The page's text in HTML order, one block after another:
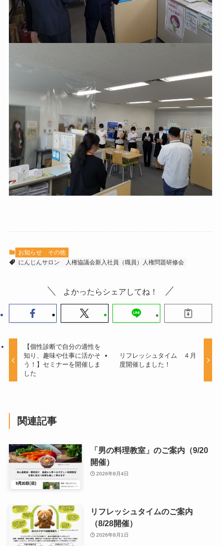
お知らせ
その他
にんじんサロン
人権協議会新入社員（職員）人権問題研修会
よかったらシェアしてね！
【個性診断で自分の適性を
知り、趣味や仕事に活かそ
う！】セミナーを開催しま
した
リフレッシュタイム ４月
度開催しました！
関連記事
「男の料理教室」のご案内（9/20
開催）
2026年8月4日
リフレッシュタイムのご案内
（8/28開催）
2026年8月1日